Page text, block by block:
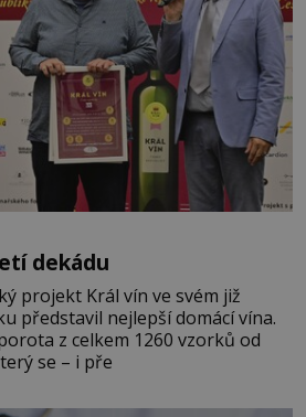
dekádu
projekt Král vín ve svém již
představil nejlepší domácí vína.
z celkem 1260 vzorků od
vín, který se – i pře